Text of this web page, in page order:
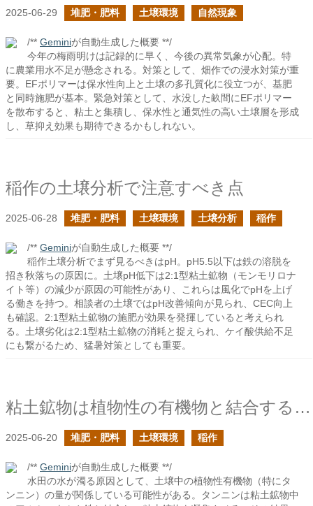
2025-06-29 堆肥・肥料 土壌環境 自然現象
/** Geminiが自動生成した概要 **/
今年の梅雨明けは記録的に早く、今後の異常気象が心配。特
に農業用水不足が懸念される。対策として、畑作での浸水対策が重
要。EFポリマーは保水性向上と土壌の多孔質化に役立つが、基肥
と同時施肥が基本。緊急対策として、水没した畝間にEFポリマー
を散布すると、粘土と集積し、保水性と通気性の高い土壌層を形成
し、草抑え効果も期待できるかもしれない。
稲作の土壌分析で注意すべき点
2025-06-28 堆肥・肥料 土壌環境 土壌分析 稲作
/** Geminiが自動生成した概要 **/
稲作土壌分析でまず見るべきはpH。pH5.5以下は鉄の溶脱を
招き秋落ちの原因に。土壌pH低下は2:1型粘土鉱物（モンモリロナ
イト等）の減少が原因の可能性があり、これらは風化でpHを上げ
る働きを持つ。相談者の土壌ではpH改善傾向が見られ、CEC向上
も確認。2:1型粘土鉱物の施肥が効果を発揮していると考えられ
る。土壌劣化は2:1型粘土鉱物の消耗と捉えられ、ケイ酸供給不足
にも繋がるため、猛暑対策としても重要。
粘土鉱物は植物性の有機物と結合する事でコロイド化し難くなるのか？
2025-06-20 堆肥・肥料 土壌環境 稲作
/** Geminiが自動生成した概要 **/
水田の水が濁る原因として、土壌中の植物性有機物（特にタ
ンニン）の量が関係している可能性がある。タンニンは粘土鉱物中